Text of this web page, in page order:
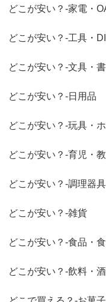
どこが安い？-家電・
どこが安い？-工具・
どこが安い？-文具・
どこが安い？-日用品
どこが安い？-玩具・
どこが安い？-育児・
どこが安い？-調理器
どこが安い？-雑貨
どこが安い？-食品・
どこが安い？-飲料・